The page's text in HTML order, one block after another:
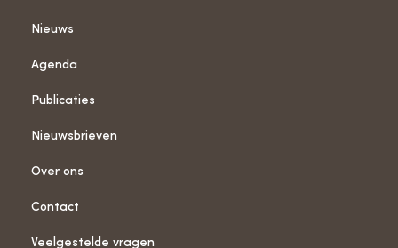
Nieuws
Agenda
Publicaties
Nieuwsbrieven
Over ons
Contact
Veelgestelde vragen